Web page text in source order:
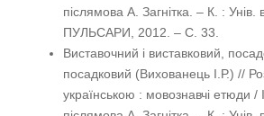
післямова А. Загнітка. – К. : Унів.
ПУЛЬСАРИ, 2012. – С. 33.
Виставочний і виставковий,
посадковий (Вихованець І.Р.) //
українською : мовознавчі етюди /